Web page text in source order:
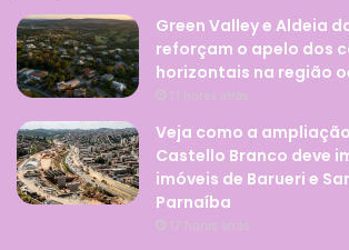
Green Valley e Aldeia
reforçam o apelo dos
horizontais na região
11 horas atrás
Veja como a
Castello Branco deve
imóveis de Barueri e
Parnaíba
17 horas atrás